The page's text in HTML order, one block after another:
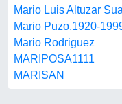
Mario Luis Altuzar
Mario Puzo,1920-
Mario Rodriguez
MARIPOSA1111
MARISAN